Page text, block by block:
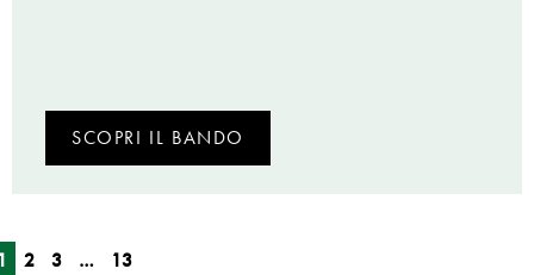
SCOPRI IL BANDO
2 3 … 13